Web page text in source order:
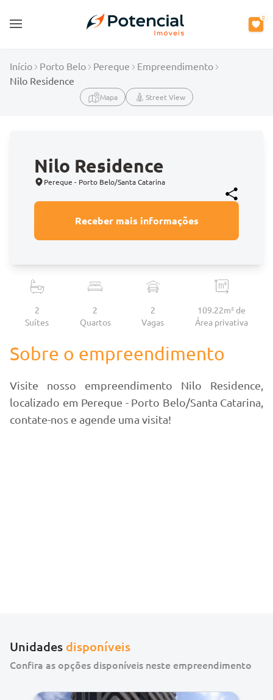
Open main menu
0
Início Porto Belo Pereque
Empreendimento
Nilo Residence
Mapa Street View
Nilo Residence
Pereque - Porto Belo/Santa Catarina
Receber mais informações
2
Suítes
2
Quartos
2
Vagas
109.22m² de
Área privativa
Sobre o empreendimento
Visite nosso empreendimento Nilo Residence,
localizado em Pereque - Porto Belo/Santa Catarina,
contate-nos e agende uma visita!
Unidades disponíveis
Confira as opções disponíveis neste empreendimento